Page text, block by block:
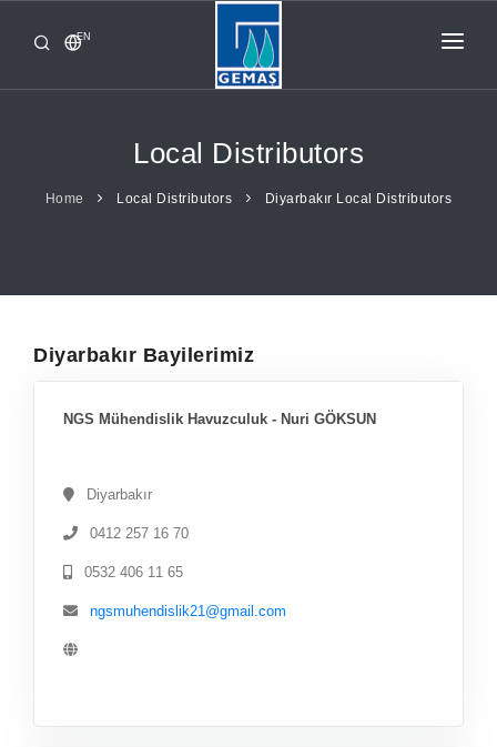
EN
HOME
Local Distributors
Home Local Distributors Diyarbakır Local Distributors
Diyarbakır Bayilerimiz
NGS Mühendislik Havuzculuk - Nuri GÖKSUN
Diyarbakır
0412 257 16 70
0532 406 11 65
ngsmuhendislik21@gmail.com